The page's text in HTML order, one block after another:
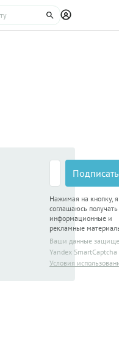
Нажимая на кнопку, я
соглашаюсь получать
информационные и
рекламные
Ваши данные
Yandex SmartCaptcha
Условия